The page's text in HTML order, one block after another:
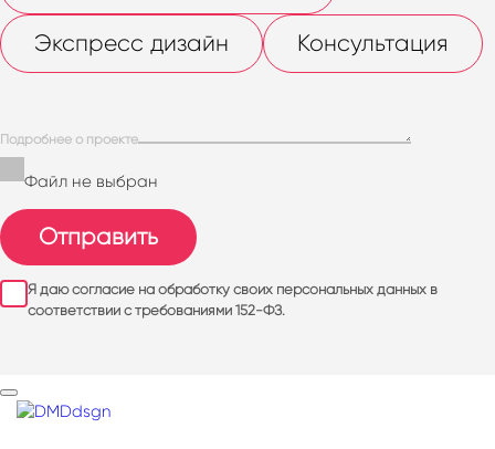
Экспресс дизайн Консультация
Подробнее о проекте
Файл не выбран
Отправить
Я даю согласие на обработку своих персональных данных в
соответствии с требованиями 152-ФЗ.